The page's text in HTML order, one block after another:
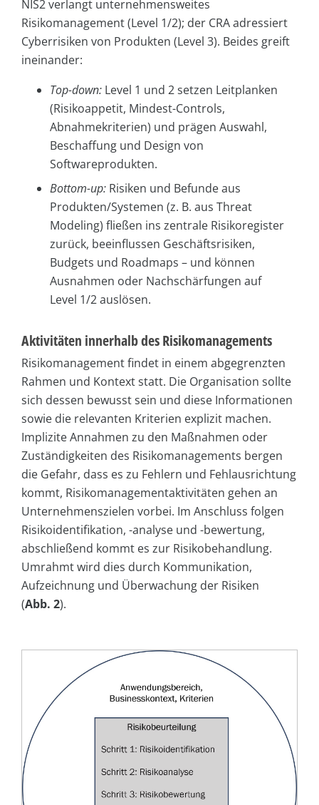
NIS2 verlangt unternehmensweites
Risikomanagement (Level 1/2); der CRA adressiert
Cyberrisiken von Produkten (Level 3). Beides greift
ineinander:
Top-down: Level 1 und 2 setzen Leitplanken
(Risikoappetit, Mindest-Controls,
Abnahmekriterien) und prägen Auswahl,
Beschaffung und Design von
Softwareprodukten.
Bottom-up: Risiken und Befunde aus
Produkten/Systemen (z. B. aus Threat
Modeling) fließen ins zentrale Risikoregister
zurück, beeinflussen Geschäftsrisiken,
Budgets und Roadmaps – und können
Ausnahmen oder Nachschärfungen auf
Level 1/2 auslösen.
Aktivitäten innerhalb des Risikomanagements
Risikomanagement findet in einem abgegrenzten
Rahmen und Kontext statt. Die Organisation sollte
sich dessen bewusst sein und diese Informationen
sowie die relevanten Kriterien explizit machen.
Implizite Annahmen zu den Maßnahmen oder
Zuständigkeiten des Risikomanagements bergen
die Gefahr, dass es zu Fehlern und Fehlausrichtung
kommt, Risikomanagementaktivitäten gehen an
Unternehmenszielen vorbei. Im Anschluss folgen
Risikoidentifikation, -analyse und -bewertung,
abschließend kommt es zur Risikobehandlung.
Umrahmt wird dies durch Kommunikation,
Aufzeichnung und Überwachung der Risiken
(Abb. 2).